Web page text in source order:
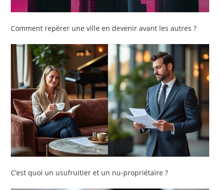
Comment repérer une ville en devenir avant les autres ?
C’est quoi un usufruitier et un nu-propriétaire ?